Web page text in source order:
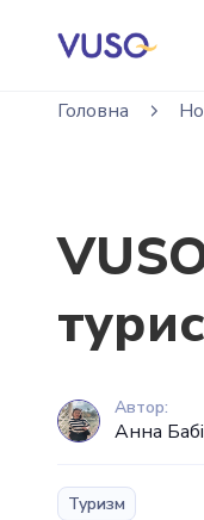
Головна
Автор:
Анна
Туризм